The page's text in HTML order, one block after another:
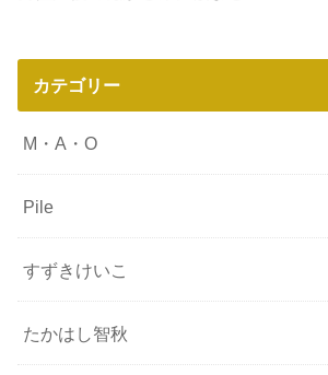
カテゴリー
M・A・O
Pile
すずきけいこ
たかはし智秋